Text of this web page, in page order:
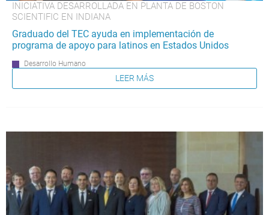
INICIATIVA DESARROLLADA EN PLANTA DE BOSTON
SCIENTIFIC EN INDIANA
Graduado del TEC ayuda en implementación de
programa de apoyo para latinos en Estados Unidos
Desarrollo Humano
LEER MÁS